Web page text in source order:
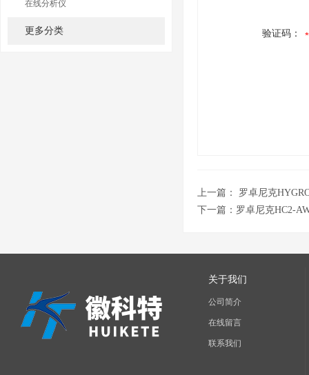
在线分析仪
更多分类 验证码：
上一篇： 罗卓尼克
下一篇： 罗卓尼克HC2-
关于我们
公司简介
在线留言
联系我们